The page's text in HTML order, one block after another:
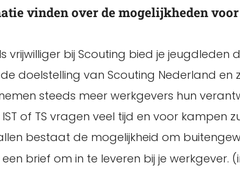
vinden over de mogelijkheden
vrijwilliger bij Scouting bied je
doelstelling van Scouting Nederland
steeds meer werkgevers hun
of TS vragen veel tijd en voor
bestaat de mogelijkheid om
brief om in te leveren bij je